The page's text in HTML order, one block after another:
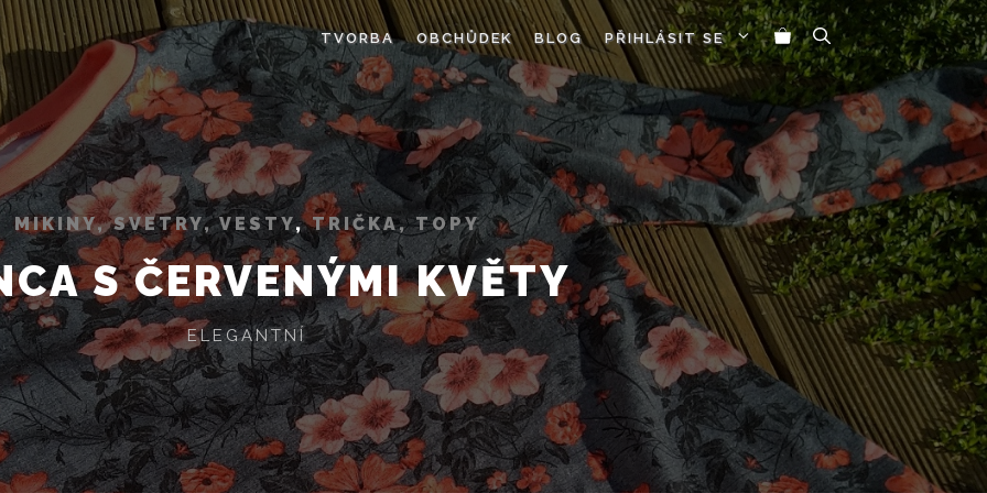
TVORBA OBCHŮDEK BLOG PŘIHLÁSIT SE
MIKINY, SVETRY, VESTY,TRIČKA, TOPY
S ČERVENÝMI KVĚTY
ELEGANTNÍ